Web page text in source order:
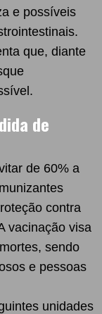
e possíveis
que, diante
de
de 60% a
contra
vacinação visa
sendo
e pessoas
unidades